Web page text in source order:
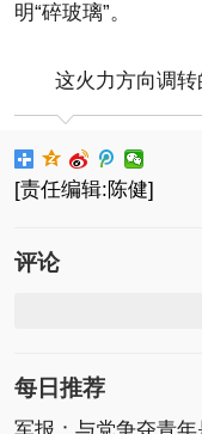
明“碎玻璃”。
这火力方向调
[责任编辑:陈健]
评论
每日推荐